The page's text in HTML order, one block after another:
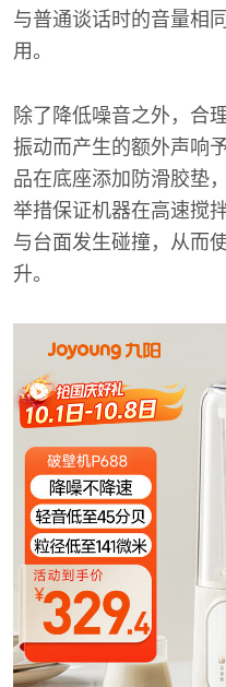
与普通谈话时的音量相
用。
除了降低噪音之外，合
振动而产生的额外声响
品在底座添加防滑胶垫
举措保证机器在高速搅
与台面发生碰撞，从而
升。